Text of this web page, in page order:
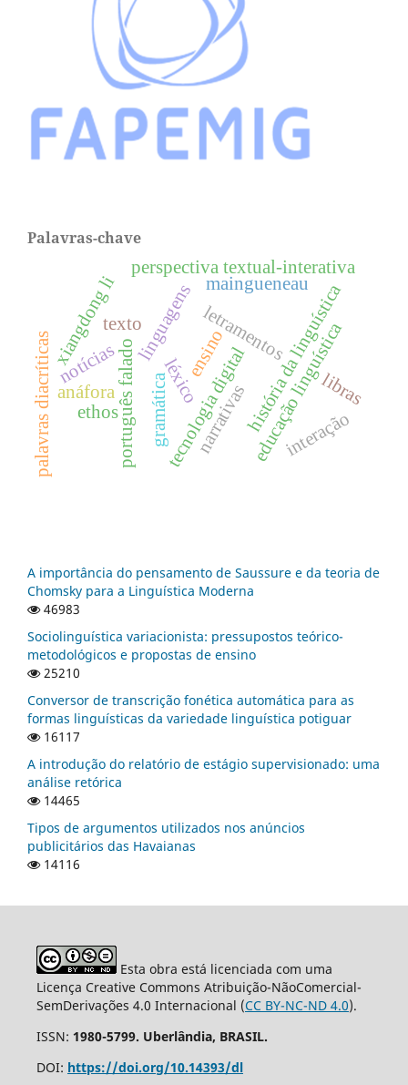
Palavras-chave
linguagensletramentos
ensino
tecnologia digital
gramática história da linguística
perspectiva textual-interativa
português falado
texto educação linguística
xiangdong li
narrativas interação
anáfora
ethos
maingueneau
palavras diacríticas léxico libras
notícias
A importância do pensamento de Saussure e da teoria de
Chomsky para a Linguística Moderna
46983
Sociolinguística variacionista: pressupostos teórico-
metodológicos e propostas de ensino
25210
Conversor de transcrição fonética automática para as
formas linguísticas da variedade linguística potiguar
16117
A introdução do relatório de estágio supervisionado: uma
análise retórica
14465
Tipos de argumentos utilizados nos anúncios
publicitários das Havaianas
14116
Esta obra está licenciada com uma
Licença Creative Commons Atribuição-NãoComercial-
SemDerivações 4.0 Internacional (CC BY-NC-ND 4.0).
ISSN: 1980-5799. Uberlândia, BRASIL.
DOI: https://doi.org/10.14393/dl